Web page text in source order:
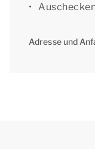
eingerichtet sein.
Adresse und